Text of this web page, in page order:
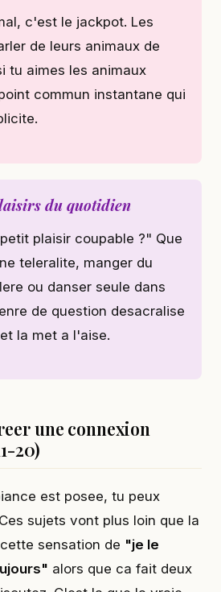
c'est le jackpot. Les
de leurs animaux de
tu aimes les animaux
commun instantane qui
du quotidien
plaisir coupable ?" Que
teleralite, manger du
ou danser seule dans
de question desacralise
la met a l'aise.
une connexion
20)
est posee, tu peux
sujets vont plus loin que la
sensation de "je le
alors que ca fait deux